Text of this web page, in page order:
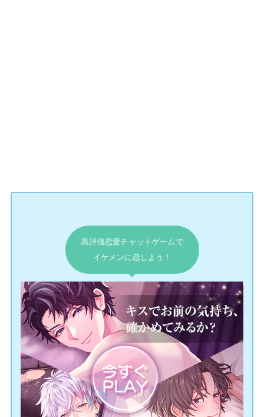
高評価恋愛チャットゲームで
イケメンに恋しよう！